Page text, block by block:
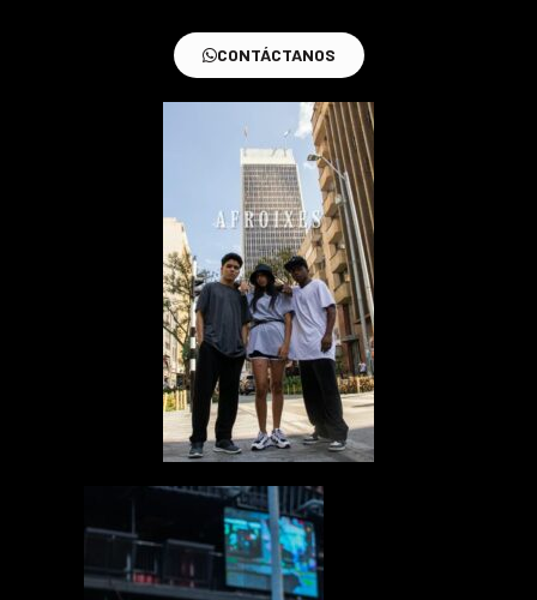
CONTÁCTANOS